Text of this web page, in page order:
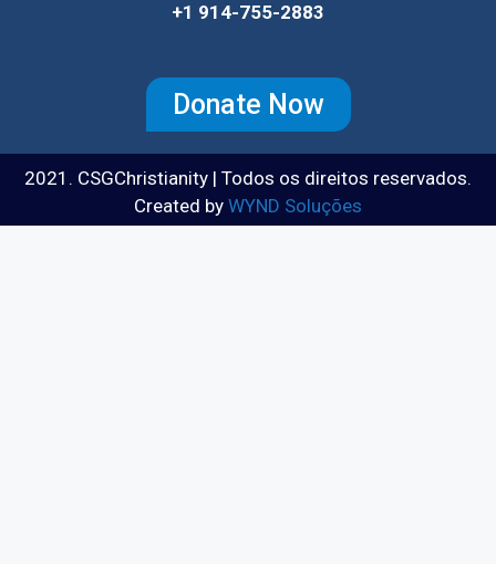
+1 914-755-2883
Donate Now
2021. CSGChristianity | Todos os direitos reservados.
Created by WYND Soluções